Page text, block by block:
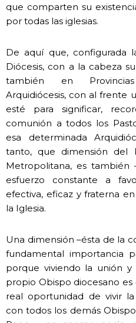
que comparten su
por todas las iglesias.
De aquí que, configurada
Diócesis, con a la cabeza
también en
Arquidiócesis, con al frente
esté para significar,
comunión a todos los
esa determinada
tanto, que dimensión del
Metropolitana, es también
esfuerzo constante a
efectiva, eficaz y fraterna
la Iglesia.
Una dimensión –ésta de la
fundamental importancia
porque viviendo la unión
propio Obispo diocesano
real oportunidad de vivir
con todos los demás